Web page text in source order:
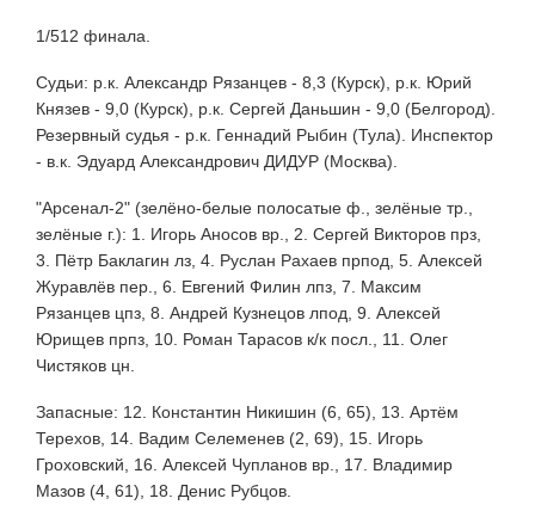
1/512 финала.
Судьи: р.к. Александр Рязанцев - 8,3 (Курск), р.к. Юрий
Князев - 9,0 (Курск), р.к. Сергей Даньшин - 9,0 (Белгород).
Резервный судья - р.к. Геннадий Рыбин (Тула). Инспектор
- в.к. Эдуард Александрович ДИДУР (Москва).
"Арсенал-2" (зелёно-белые полосатые ф., зелёные тр.,
зелёные г.): 1. Игорь Аносов вр., 2. Сергей Викторов прз,
3. Пётр Баклагин лз, 4. Руслан Рахаев прпод, 5. Алексей
Журавлёв пер., 6. Евгений Филин лпз, 7. Максим
Рязанцев цпз, 8. Андрей Кузнецов лпод, 9. Алексей
Юрищев прпз, 10. Роман Тарасов к/к посл., 11. Олег
Чистяков цн.
Запасные: 12. Константин Никишин (6, 65), 13. Артём
Терехов, 14. Вадим Селеменев (2, 69), 15. Игорь
Гроховский, 16. Алексей Чупланов вр., 17. Владимир
Мазов (4, 61), 18. Денис Рубцов.